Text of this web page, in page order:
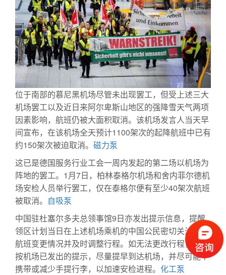
位于南部的慕尼黑机场尽管未出现罢工，但受上述三大
机场罢工以及近日来阿尔卑斯山地区的强降雪天气两项
因素影响，航班仍被大面积取消。该机场发言人当天早
间宣布，在该机场全天预计1100架次的起降航班中已有
约150架次被迫取消。 磁力泵
这已是德国服务行业工会一周内发起的第二场以机场为
阵地的罢工。1月7日，柏林泰格尔机场和舍内菲尔德机
场安检人员举行罢工，仅在泰格尔便有至少40架次航班
被取消。 自吸泵
中国驻杜塞尔多夫总领事馆9日亦发出提示信息，提醒
领区计划当日在上述机场乘机的中国公民密切关注所乘
航班变更情况并及时调整行程。如无法更改行程，建议
按机场已发出的提示，尽量提早到达机场，并尽可能不
携带或减少手提行李，以加速安检进程。 化工泵